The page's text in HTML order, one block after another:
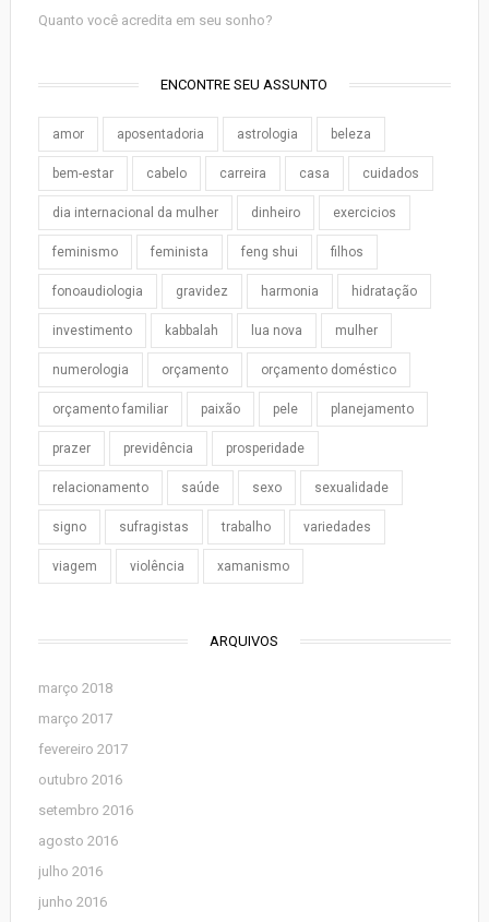
Quanto você acredita em seu sonho?
ENCONTRE SEU ASSUNTO
amor aposentadoria astrologia beleza
bem-estar cabelo carreira casa cuidados
dia internacional da mulher dinheiro exercicios
feminismo feminista feng shui filhos
fonoaudiologia gravidez harmonia hidratação
investimento kabbalah lua nova mulher
numerologia orçamento orçamento doméstico
orçamento familiar paixão pele planejamento
prazer previdência prosperidade
relacionamento saúde sexo sexualidade
signo sufragistas trabalho variedades
viagem violência xamanismo
ARQUIVOS
março 2018
março 2017
fevereiro 2017
outubro 2016
setembro 2016
agosto 2016
julho 2016
junho 2016